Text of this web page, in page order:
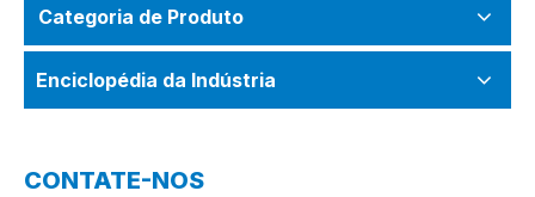
Categoria de Produto
Enciclopédia da Indústria
CONTATE-NOS